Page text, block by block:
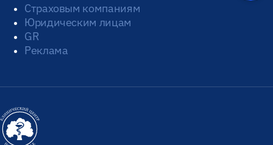
Страховым компаниям
Юридическим лицам
GR
Реклама